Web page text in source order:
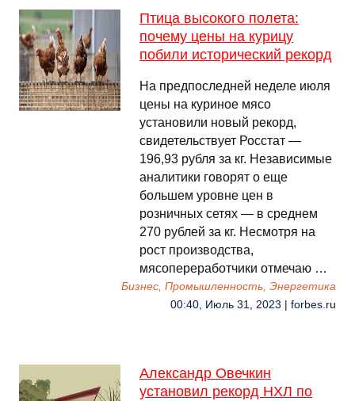
Птица высокого полета:
почему цены на курицу
побили исторический рекорд
На предпоследней неделе июля
цены на куриное мясо
установили новый рекорд,
свидетельствует Росстат —
196,93 рубля за кг. Независимые
аналитики говорят о еще
большем уровне цен в
розничных сетях — в среднем
270 рублей за кг. Несмотря на
рост производства,
мясопереработчики отмечаю …
Бизнес, Промышленность, Энергетика
00:40, Июль 31, 2023 | forbes.ru
Александр Овечкин
установил рекорд НХЛ по